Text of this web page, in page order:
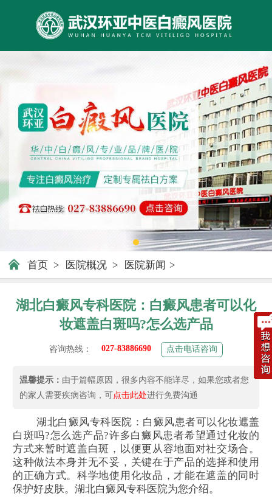
首页 > 医院概况 > 医院新闻 >
湖北白癜风专科医院：白癜风患者可以化
妆遮盖白斑吗?怎么选产品
咨询热线： 027-83886690 点击电话咨询
温馨提示： 由于篇幅原因，很多内容不能详尽，如果您或者您
的家人需要疾病咨询，可点击此处进行免费沟通
湖北白癜风专科医院：白癜风患者可以化妆遮盖
白斑吗?怎么选产品?许多白癜风患者希望通过化妆的
方式来暂时遮盖白斑，以便更从容地面对社交场合。
这种做法本身并无不妥，关键在于产品的选择和使用
的正确方式。科学地使用化妆品，才能在遮盖的同时
保护好皮肤。湖北白癜风专科医院为您介绍。